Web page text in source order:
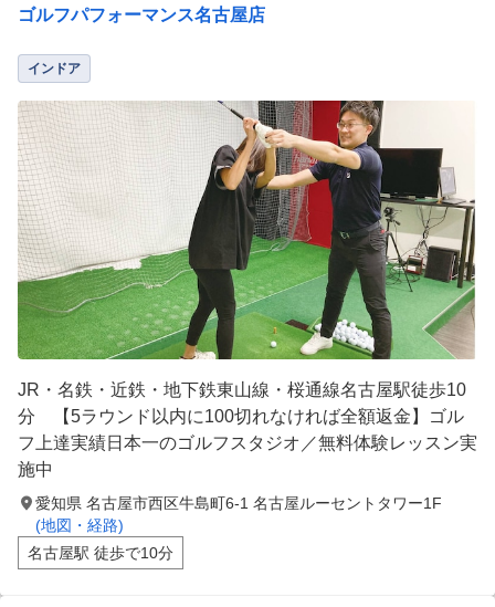
ゴルフパフォーマンス名古屋店
インドア
JR・名鉄・近鉄・地下鉄東山線・桜通線名古屋駅徒歩10
分 【5ラウンド以内に100切れなければ全額返金】ゴル
フ上達実績日本一のゴルフスタジオ／無料体験レッスン実
施中
愛知県 名古屋市西区牛島町6-1 名古屋ルーセントタワー1F
(地図・経路)
名古屋駅 徒歩で10分